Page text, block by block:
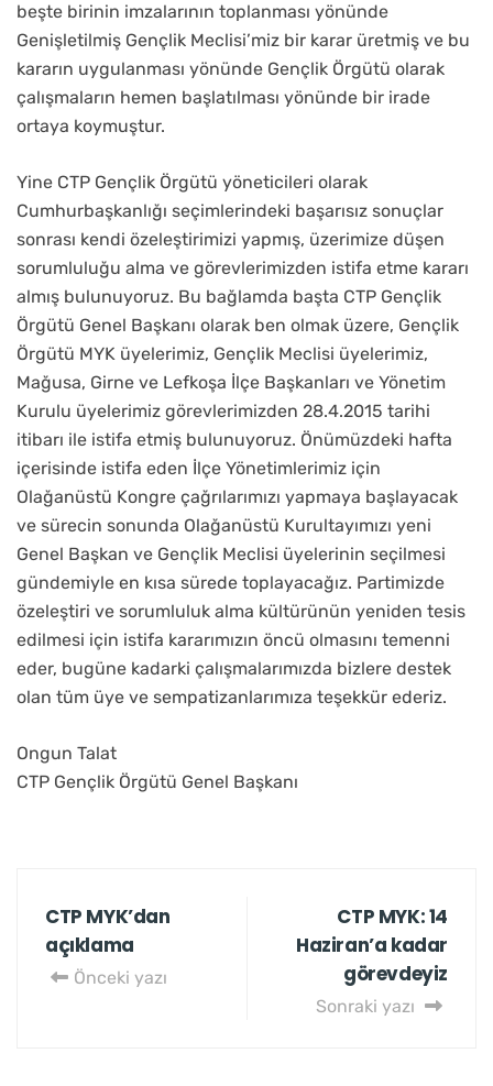
beşte birinin imzalarının toplanması yönünde
Genişletilmiş Gençlik Meclisi’miz bir karar üretmiş ve bu
kararın uygulanması yönünde Gençlik Örgütü olarak
çalışmaların hemen başlatılması yönünde bir irade
ortaya koymuştur.
Yine CTP Gençlik Örgütü yöneticileri olarak
Cumhurbaşkanlığı seçimlerindeki başarısız sonuçlar
sonrası kendi özeleştirimizi yapmış, üzerimize düşen
sorumluluğu alma ve görevlerimizden istifa etme kararı
almış bulunuyoruz. Bu bağlamda başta CTP Gençlik
Örgütü Genel Başkanı olarak ben olmak üzere, Gençlik
Örgütü MYK üyelerimiz, Gençlik Meclisi üyelerimiz,
Mağusa, Girne ve Lefkoşa İlçe Başkanları ve Yönetim
Kurulu üyelerimiz görevlerimizden 28.4.2015 tarihi
itibarı ile istifa etmiş bulunuyoruz. Önümüzdeki hafta
içerisinde istifa eden İlçe Yönetimlerimiz için
Olağanüstü Kongre çağrılarımızı yapmaya başlayacak
ve sürecin sonunda Olağanüstü Kurultayımızı yeni
Genel Başkan ve Gençlik Meclisi üyelerinin seçilmesi
gündemiyle en kısa sürede toplayacağız. Partimizde
özeleştiri ve sorumluluk alma kültürünün yeniden tesis
edilmesi için istifa kararımızın öncü olmasını temenni
eder, bugüne kadarki çalışmalarımızda bizlere destek
olan tüm üye ve sempatizanlarımıza teşekkür ederiz.
Ongun Talat
CTP Gençlik Örgütü Genel Başkanı
CTP MYK’dan
Önceki yazı
CTP MYK: 14
Haziran’a kadar
görevdeyiz
Sonraki yazı